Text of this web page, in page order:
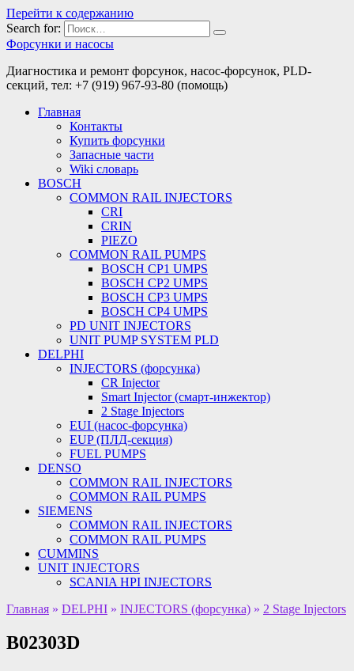
Перейти к содержанию
Search for:
Форсунки и насосы
Диагностика и ремонт форсунок, насос-форсунок, PLD-
секций, тел: +7 (919) 967-93-80 (помощь)
Главная
Контакты
Купить форсунки
Запасные части
Wiki словарь
BOSCH
COMMON RAIL INJECTORS
CRI
CRIN
PIEZO
COMMON RAIL PUMPS
BOSCH CP1 UMPS
BOSCH CP2 UMPS
BOSCH CP3 UMPS
BOSCH CP4 UMPS
PD UNIT INJECTORS
UNIT PUMP SYSTEM PLD
DELPHI
INJECTORS (форсунка)
CR Injector
Smart Injector (смарт-инжектор)
2 Stage Injectors
EUI (насос-форсунка)
EUP (ПЛД-секция)
FUEL PUMPS
DENSO
COMMON RAIL INJECTORS
COMMON RAIL PUMPS
SIEMENS
COMMON RAIL INJECTORS
COMMON RAIL PUMPS
CUMMINS
UNIT INJECTORS
SCANIA HPI INJECTORS
Главная » DELPHI » INJECTORS (форсунка) » 2 Stage Injectors
B02303D